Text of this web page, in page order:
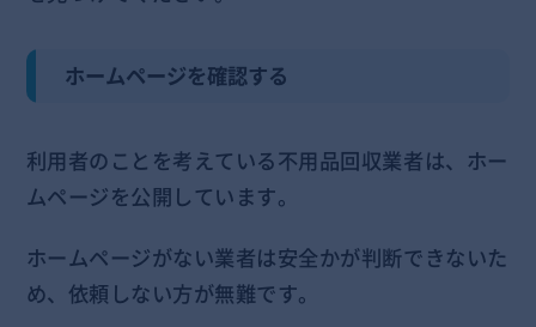
ホームページを確認する
利用者のことを考えている不用品回収業者は、ホー
ムページを公開しています。
ホームページがない業者は安全かが判断できないた
め、依頼しない方が無難です。